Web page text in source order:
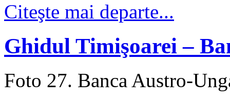
Citeşte mai departe...
Ghidul Timişoarei –
Foto 27. Banca Austro-